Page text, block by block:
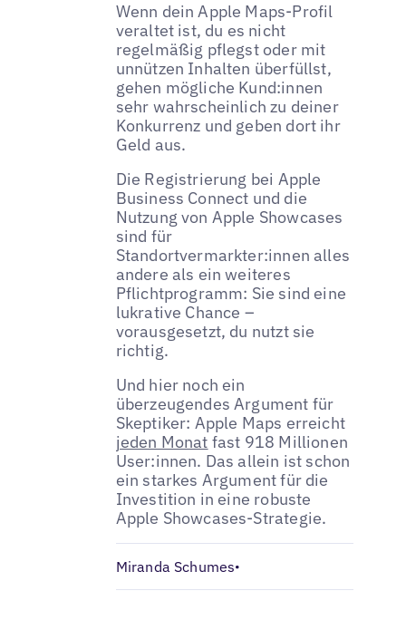
Wenn dein Apple Maps-Profil
veraltet ist, du es nicht
regelmäßig pflegst oder mit
unnützen Inhalten überfüllst,
gehen mögliche Kund:innen
sehr wahrscheinlich zu deiner
Konkurrenz und geben dort ihr
Geld aus.
Die Registrierung bei Apple
Business Connect und die
Nutzung von Apple Showcases
sind für
Standortvermarkter:innen alles
andere als ein weiteres
Pflichtprogramm: Sie sind eine
lukrative Chance –
vorausgesetzt, du nutzt sie
richtig.
Und hier noch ein
überzeugendes Argument für
Skeptiker: Apple Maps erreicht
jeden Monat fast 918 Millionen
User:innen. Das allein ist schon
ein starkes Argument für die
Investition in eine robuste
Apple Showcases-Strategie.
Miranda Schumes•